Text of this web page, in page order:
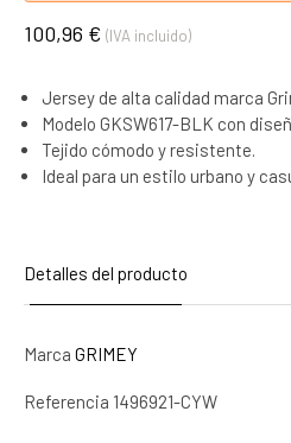
100,96 € (IVA incluido)
Jersey de alta calidad marca
Modelo GKSW617-BLK con
Tejido cómodo y resistente.
Ideal para un estilo urbano y
Detalles del producto
Marca GRIMEY
Referencia 1496921-CYW